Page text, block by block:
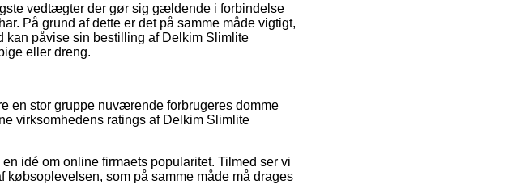
vedtægter der gør sig gældende i forbindelse
På grund af dette er det på samme måde vigtigt,
kan påvise sin bestilling af Delkim Slimlite
eller dreng.
en stor gruppe nuværende forbrugeres domme
virksomhedens ratings af Delkim Slimlite
idé om online firmaets popularitet. Tilmed ser vi
som på samme måde må drages